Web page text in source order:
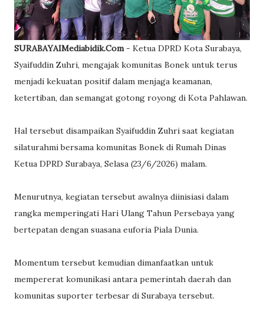
SURABAYAIMediabidik.Com- Ketua DPRD Kota Surabaya,
Syaifuddin Zuhri, mengajak komunitas Bonek untuk terus
menjadi kekuatan positif dalam menjaga keamanan,
ketertiban, dan semangat gotong royong di Kota Pahlawan.
Hal tersebut disampaikan Syaifuddin Zuhri saat kegiatan
silaturahmi bersama komunitas Bonek di Rumah Dinas
Ketua DPRD Surabaya, Selasa (23/6/2026) malam.
Menurutnya, kegiatan tersebut awalnya diinisiasi dalam
rangka memperingati Hari Ulang Tahun Persebaya yang
bertepatan dengan suasana euforia Piala Dunia.
Momentum tersebut kemudian dimanfaatkan untuk
mempererat komunikasi antara pemerintah daerah dan
komunitas suporter terbesar di Surabaya tersebut.